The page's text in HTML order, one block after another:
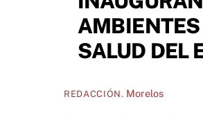
AMBIENTES
SALUD DEL
REDACCIÓN. Morelos